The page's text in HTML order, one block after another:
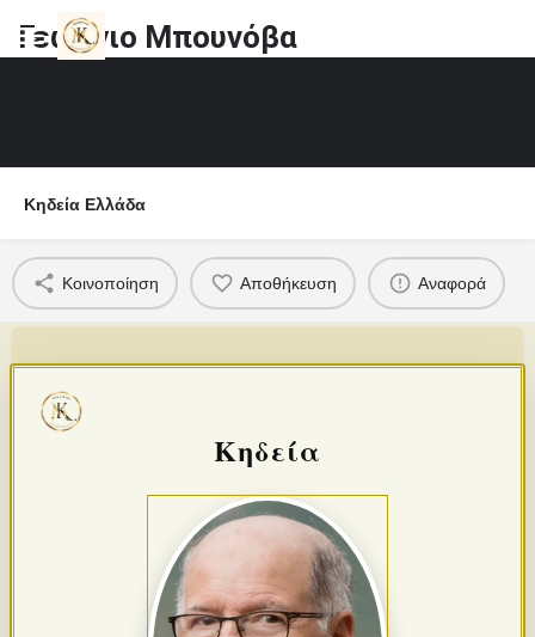
Γεώργιο Μπουνόβα
Κηδεία Ελλάδα
Κοινοποίηση Αποθήκευση Αναφορά
Κηδεία